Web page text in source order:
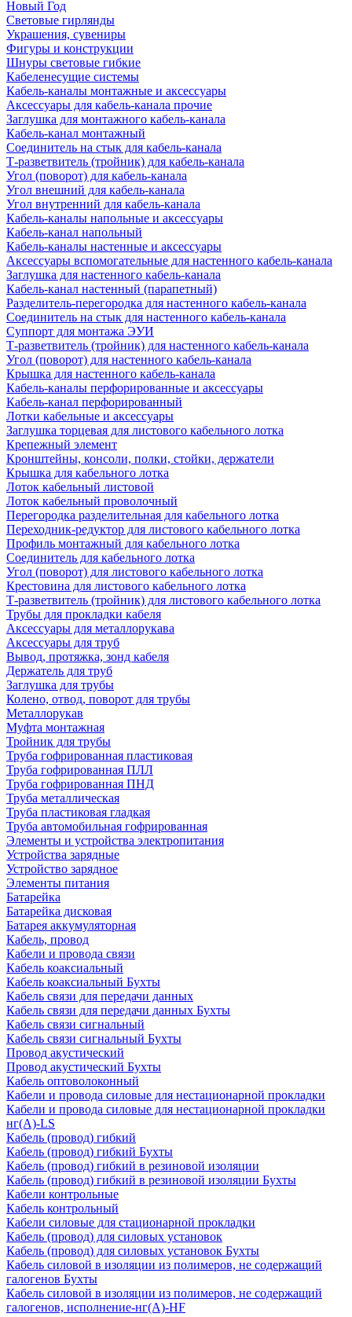
Новый Год
Световые гирлянды
Украшения, сувениры
Фигуры и конструкции
Шнуры световые гибкие
Кабеленесущие системы
Кабель-каналы монтажные и аксессуары
Аксессуары для кабель-канала прочие
Заглушка для монтажного кабель-канала
Кабель-канал монтажный
Соединитель на стык для кабель-канала
Т-разветвитель (тройник) для кабель-канала
Угол (поворот) для кабель-канала
Угол внешний для кабель-канала
Угол внутренний для кабель-канала
Кабель-каналы напольные и аксессуары
Кабель-канал напольный
Кабель-каналы настенные и аксессуары
Аксессуары вспомогательные для настенного кабель-канала
Заглушка для настенного кабель-канала
Кабель-канал настенный (парапетный)
Разделитель-перегородка для настенного кабель-канала
Соединитель на стык для настенного кабель-канала
Суппорт для монтажа ЭУИ
Т-разветвитель (тройник) для настенного кабель-канала
Угол (поворот) для настенного кабель-канала
Крышка для настенного кабель-канала
Кабель-каналы перфорированные и аксессуары
Кабель-канал перфорированный
Лотки кабельные и аксессуары
Заглушка торцевая для листового кабельного лотка
Крепежный элемент
Кронштейны, консоли, полки, стойки, держатели
Крышка для кабельного лотка
Лоток кабельный листовой
Лоток кабельный проволочный
Перегородка разделительная для кабельного лотка
Переходник-редуктор для листового кабельного лотка
Профиль монтажный для кабельного лотка
Соединитель для кабельного лотка
Угол (поворот) для листового кабельного лотка
Крестовина для листового кабельного лотка
Т-разветвитель (тройник) для листового кабельного лотка
Трубы для прокладки кабеля
Аксессуары для металлорукава
Аксессуары для труб
Вывод, протяжка, зонд кабеля
Держатель для труб
Заглушка для трубы
Колено, отвод, поворот для трубы
Металлорукав
Муфта монтажная
Тройник для трубы
Труба гофрированная пластиковая
Труба гофрированная ПЛЛ
Труба гофрированная ПНД
Труба металлическая
Труба пластиковая гладкая
Труба автомобильная гофрированная
Элементы и устройства электропитания
Устройства зарядные
Устройство зарядное
Элементы питания
Батарейка
Батарейка дисковая
Батарея аккумуляторная
Кабель, провод
Кабели и провода связи
Кабель коаксиальный
Кабель коаксиальный Бухты
Кабель связи для передачи данных
Кабель связи для передачи данных Бухты
Кабель связи сигнальный
Кабель связи сигнальный Бухты
Провод акустический
Провод акустический Бухты
Кабель оптоволоконный
Кабели и провода силовые для нестационарной прокладки
Кабели и провода силовые для нестационарной прокладки
нг(А)-LS
Кабель (провод) гибкий
Кабель (провод) гибкий Бухты
Кабель (провод) гибкий в резиновой изоляции
Кабель (провод) гибкий в резиновой изоляции Бухты
Кабели контрольные
Кабель контрольный
Кабели силовые для стационарной прокладки
Кабель (провод) для силовых установок
Кабель (провод) для силовых установок Бухты
Кабель силовой в изоляции из полимеров, не содержащий
галогенов Бухты
Кабель силовой в изоляции из полимеров, не содержащий
галогенов, исполнение-нг(А)-HF